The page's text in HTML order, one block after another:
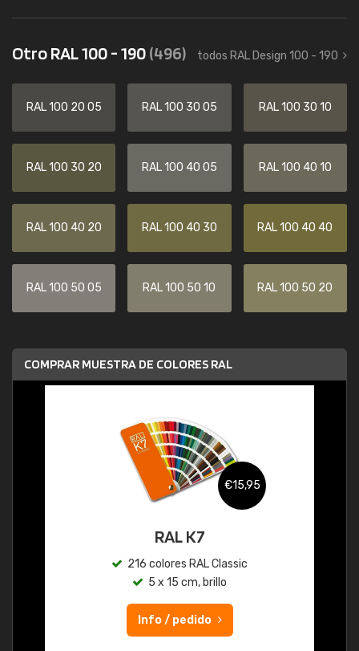
Otro RAL 100 - 190(496) todos RAL Design 100 - 190
RAL 100 20 05 RAL 100 30 05 RAL 100 30 10
RAL 100 30 20 RAL 100 40 05 RAL 100 40 10
RAL 100 40 20 RAL 100 40 30 RAL 100 40 40
RAL 100 50 05 RAL 100 50 10 RAL 100 50 20
COMPRAR MUESTRA DE COLORES RAL
€15,95
RAL K7
216 colores RAL Classic
5 x 15 cm, brillo
Info / pedido